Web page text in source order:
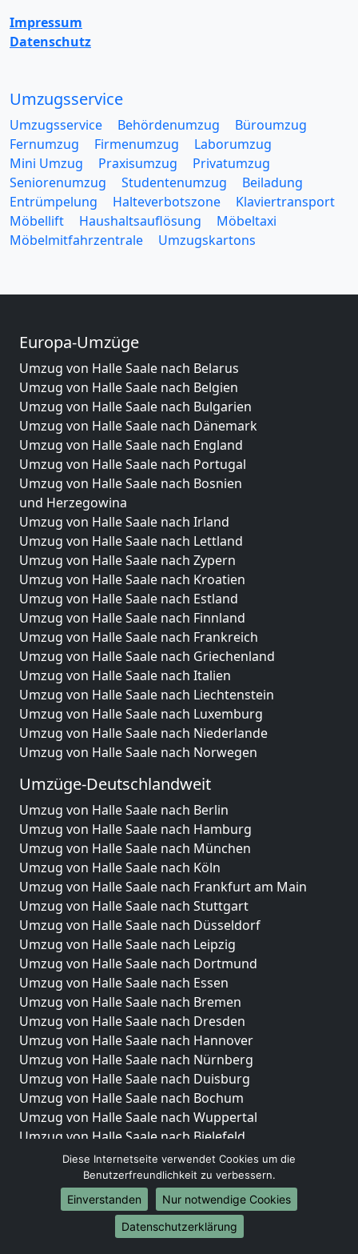
Impressum
Datenschutz
Umzugsservice
Umzugsservice Behördenumzug
Büroumzug
Fernumzug
Firmenumzug
Laborumzug
Mini Umzug
Praxisumzug
Privatumzug
Seniorenumzug
Studentenumzug
Beiladung
Entrümpelung
Halteverbotszone
Klaviertransport
Möbellift
Haushaltsauflösung
Möbeltaxi
Möbelmitfahrzentrale
Umzugskartons
Europa-Umzüge
Umzug von Halle Saale nach Belarus
Umzug von Halle Saale nach Belgien
Umzug von Halle Saale nach Bulgarien
Umzug von Halle Saale nach Dänemark
Umzug von Halle Saale nach England
Umzug von Halle Saale nach Portugal
Umzug von Halle Saale nach Bosnien
und Herzegowina
Umzug von Halle Saale nach Irland
Umzug von Halle Saale nach Lettland
Umzug von Halle Saale nach Zypern
Umzug von Halle Saale nach Kroatien
Umzug von Halle Saale nach Estland
Umzug von Halle Saale nach Finnland
Umzug von Halle Saale nach Frankreich
Umzug von Halle Saale nach Griechenland
Umzug von Halle Saale nach Italien
Umzug von Halle Saale nach Liechtenstein
Umzug von Halle Saale nach Luxemburg
Umzug von Halle Saale nach Niederlande
Umzug von Halle Saale nach Norwegen
Umzüge-Deutschlandweit
Umzug von Halle Saale nach Berlin
Umzug von Halle Saale nach Hamburg
Umzug von Halle Saale nach München
Umzug von Halle Saale nach Köln
Umzug von Halle Saale nach Frankfurt am Main
Umzug von Halle Saale nach Stuttgart
Umzug von Halle Saale nach Düsseldorf
Umzug von Halle Saale nach Leipzig
Umzug von Halle Saale nach Dortmund
Umzug von Halle Saale nach Essen
Umzug von Halle Saale nach Bremen
Umzug von Halle Saale nach Dresden
Umzug von Halle Saale nach Hannover
Umzug von Halle Saale nach Nürnberg
Umzug von Halle Saale nach Duisburg
Umzug von Halle Saale nach Bochum
Umzug von Halle Saale nach Wuppertal
Umzug von Halle Saale nach Bielefeld
Umzug von Halle Saale nach Bonn
Umzug von Halle Saale nach Münster
Internationale-Umzüge
Umzug von Halle Saale nach Brasilien
Diese Internetseite verwendet Cookies um die
Benutzerfreundlichkeit zu verbessern.
Einverstanden
Nur notwendige Cookies
Datenschutzerklärung